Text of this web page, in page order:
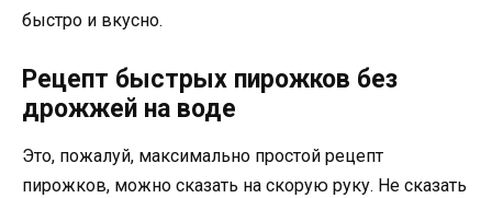
быстро и вкусно.
Рецепт быстрых пирожков без
дрожжей на воде
Это, пожалуй, максимально простой рецепт
пирожков, можно сказать на скорую руку. Не сказать